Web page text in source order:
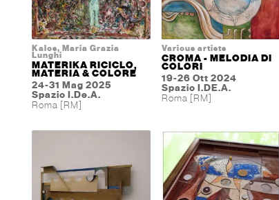
Kalos, Maria Grazia
Lunghi
MATERIKA RICICLO,
MATERIA & COLORE
24-31 Mag 2025
Spazio I.De.A.
Roma [RM]
Various artists
CROMA - MELODIA DI
COLORI
19-26 Ott 2024
Spazio I.DE.A.
Roma [RM]